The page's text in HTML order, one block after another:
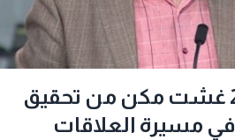
بودن: خطاب 20 غشت مكن من تحقيق
في مسيرة العلاقات